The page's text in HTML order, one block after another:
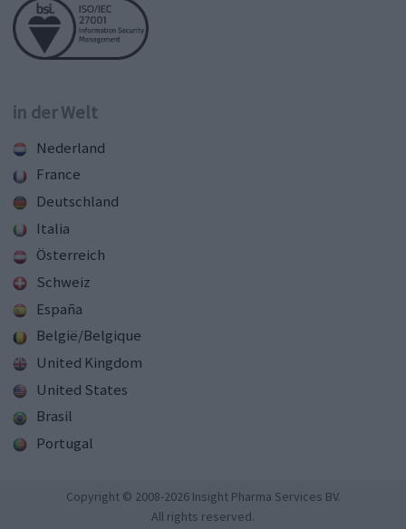
in der Welt
Nederland
France
Deutschland
Italia
Österreich
Schweiz
España
België/Belgique
United Kingdom
United States
Brasil
Portugal
Copyright © 2008-2026 Insight Pharma Services BV.
All rights reserved.